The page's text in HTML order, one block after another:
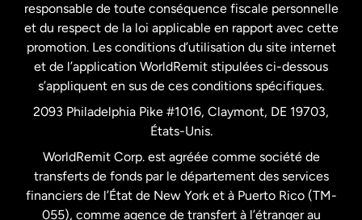
Malaisie
Nouvelle-Zélande
Pays-Bas
Royaume-Uni
Suède
responsable de toute conséquence fiscale personnelle
et du respect de la loi applicable en rapport avec cette
promotion. Les conditions d’utilisation du site internet
et de l’application WorldRemit stipulées ci-dessous
s’appliquent en sus de ces conditions spécifiques.
2093 Philadelphia Pike #1016, Claymont, DE 19703,
États-Unis.
WorldRemit Corp. est agréée comme société de
transferts de fonds par le département des services
financiers de l’État de New York et à Puerto Rico (TM-
055), comme agence de transfert à l’étranger au